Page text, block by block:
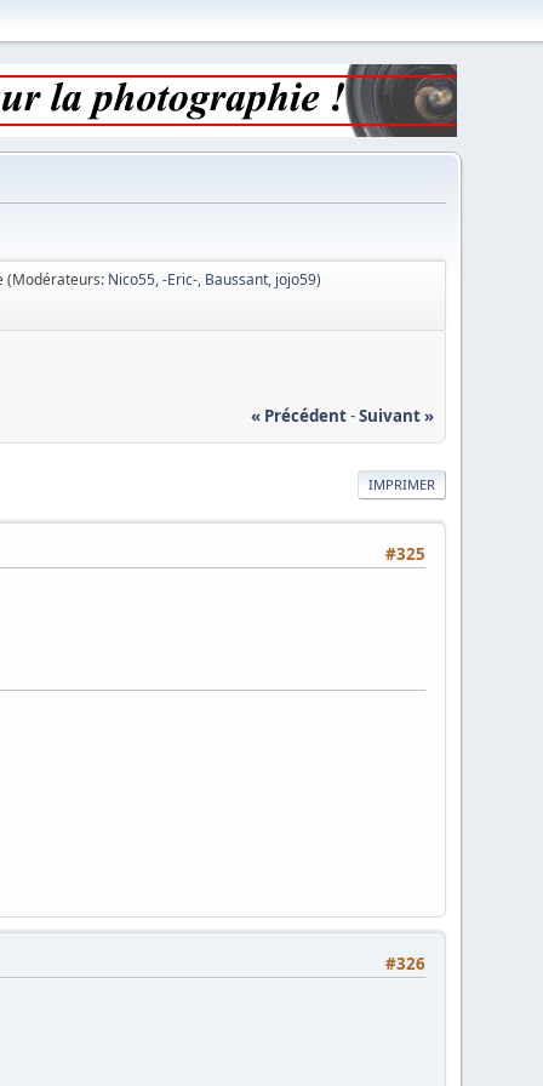
(Modérateurs: Nico55,-Eric-, Baussant, jojo59)
« Précédent-Suivant »
IMPRIMER
#325
#326